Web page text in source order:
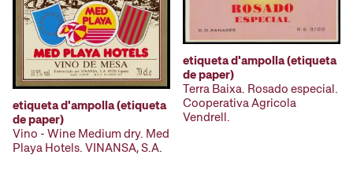
etiqueta d'ampolla (etiqueta
de paper)
Vino - Wine Medium dry. Med
Playa Hotels. VINANSA, S.A.
etiqueta d'ampolla (etiqueta
de paper)
Terra Baixa. Rosado especial.
Cooperativa Agricola
Vendrell.